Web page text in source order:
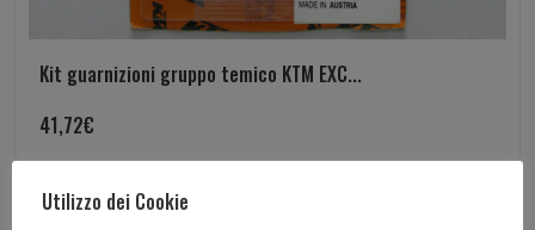
Kit guarnizioni gruppo temico KTM EXC...
41,72€
Utilizzo dei Cookie